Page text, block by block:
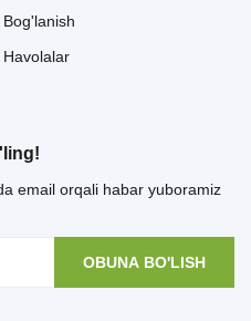
Bog'lanish
Havolalar
email orqali habar yuboramiz
OBUNA BO'LISH